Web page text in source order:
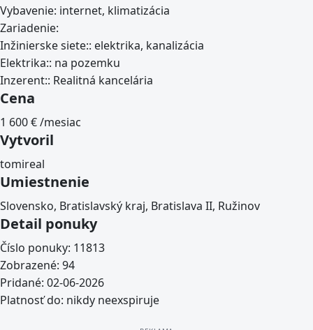
Vybavenie: internet, klimatizácia
Zariadenie:
Inžinierske siete:: elektrika, kanalizácia
Elektrika:: na pozemku
Inzerent:: Realitná kancelária
Cena
1 600€ /mesiac
Vytvoril
tomireal
Umiestnenie
Slovensko, Bratislavský kraj, Bratislava II, Ružinov
Detail ponuky
Číslo ponuky: 11813
Zobrazené: 94
Pridané: 02-06-2026
Platnosť do: nikdy neexspiruje